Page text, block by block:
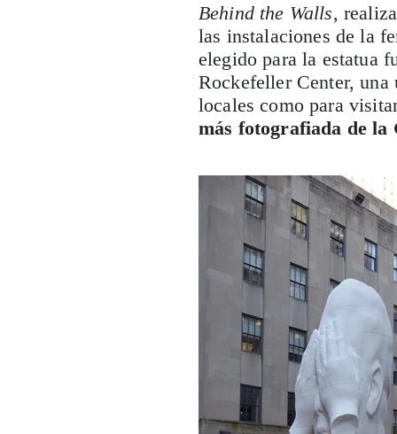
Behind the Walls,
las instalaciones de la
elegido para la estatua
Rockefeller Center, una
locales como para
más fotografiada de la